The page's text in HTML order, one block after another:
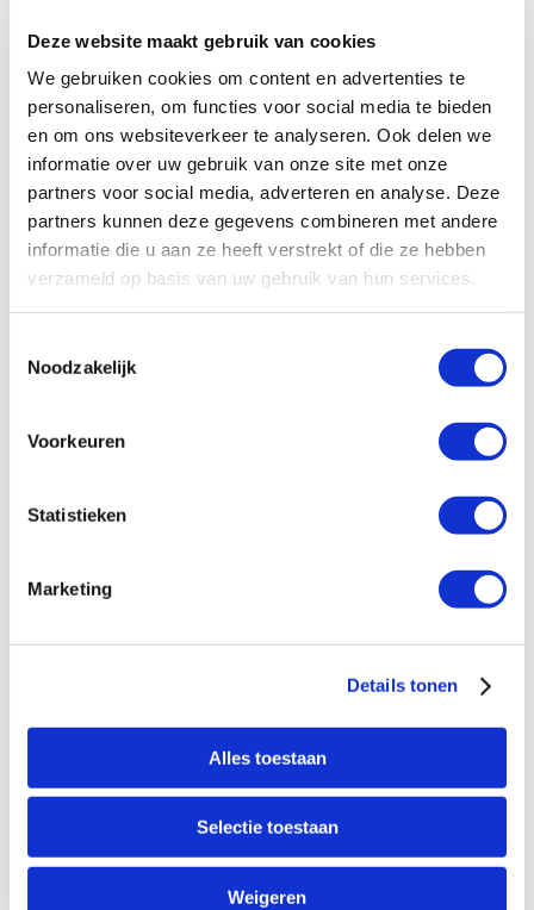
Deze website maakt gebruik van cookies
We gebruiken cookies om content en advertenties te
personaliseren, om functies voor social media te bieden
en om ons websiteverkeer te analyseren. Ook delen we
informatie over uw gebruik van onze site met onze
partners voor social media, adverteren en analyse. Deze
partners kunnen deze gegevens combineren met andere
informatie die u aan ze heeft verstrekt of die ze hebben
verzameld op basis van uw gebruik van hun services.
Noodzakelijk
Voorkeuren
Statistieken
Marketing
Details tonen
Alles toestaan
Selectie toestaan
Weigeren
Model 750-65
Meer informatie